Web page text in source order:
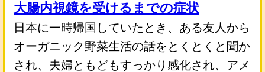
大腸内視鏡を受けるまでの症状
日本に一時帰国していたとき、ある友人から
オーガニック野菜生活の話をとくとくと聞か
され、夫婦ともどもすっかり感化され、アメ